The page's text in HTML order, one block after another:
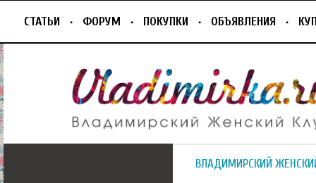
СТАТЬИ ФОРУМ ПОКУПКИ ОБЪЯВЛЕНИЯ
ВЛАДИМИРСКИЙ